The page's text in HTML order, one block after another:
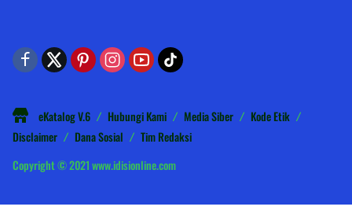
eKatalog V.6 Hubungi Kami Media Siber
Kode Etik
Disclaimer
Dana Sosial
Tim Redaksi
Copyright © 2021 www.idisionline.com